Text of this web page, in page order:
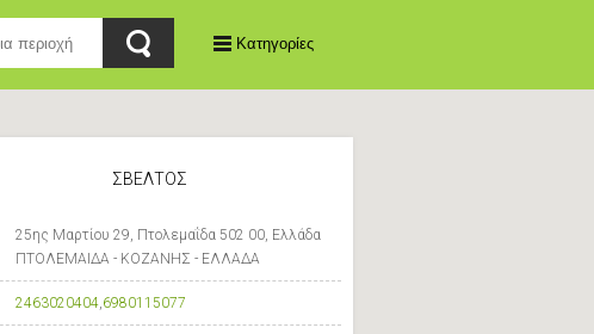
Κατηγορίες
ΣΒΕΛΤΟΣ
25ης Μαρτίου 29, Πτολεμαΐδα 502 00, Ελλάδα
ΠΤΟΛΕΜΑΙΔΑ - ΚΟΖΑΝΗΣ - ΕΛΛΑΔΑ
2463020404 6980115077